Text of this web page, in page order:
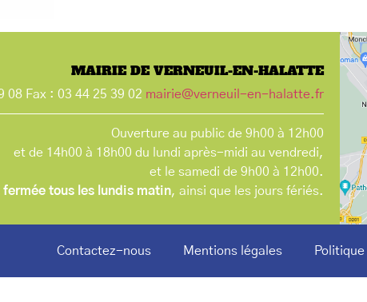
MAIRIE DE VERNEUIL-EN-HALATTE
08 Fax : 03 44 25 39 02 mairie@verneuil-en-halatte.fr
Ouverture au public de 9h00 à 12h00
et de 14h00 à 18h00 du lundi après-midi au vendredi,
et le samedi de 9h00 à 12h00.
fermée tous les lundis matin, ainsi que les jours fériés.
Contactez-nous Mentions légales Politique